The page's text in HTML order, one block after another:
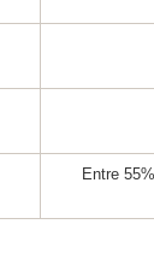
Entre